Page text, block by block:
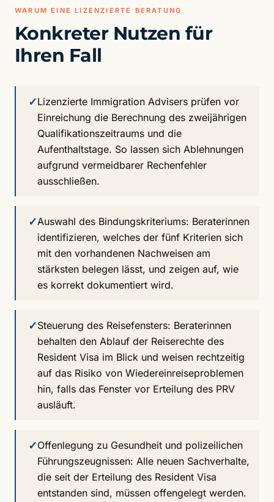
WARUM EINE LIZENZIERTE BERATUNG
Konkreter Nutzen für
Ihren Fall
✓Lizenzierte Immigration Advisers prüfen vor
Einreichung die Berechnung des zweijährigen
Qualifikationszeitraums und die
Aufenthaltstage. So lassen sich Ablehnungen
aufgrund vermeidbarer Rechenfehler
ausschließen.
✓Auswahl des Bindungskriteriums: Beraterinnen
identifizieren, welches der fünf Kriterien sich
mit den vorhandenen Nachweisen am
stärksten belegen lässt, und zeigen auf, wie
es korrekt dokumentiert wird.
✓Steuerung des Reisefensters: Beraterinnen
behalten den Ablauf der Reiserechte des
Resident Visa im Blick und weisen rechtzeitig
auf das Risiko von Wiedereinreiseproblemen
hin, falls das Fenster vor Erteilung des PRV
ausläuft.
✓Offenlegung zu Gesundheit und polizeilichen
Führungszeugnissen: Alle neuen Sachverhalte,
die seit der Erteilung des Resident Visa
entstanden sind, müssen offengelegt werden.